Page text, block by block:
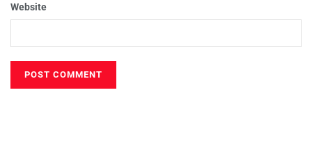
Website